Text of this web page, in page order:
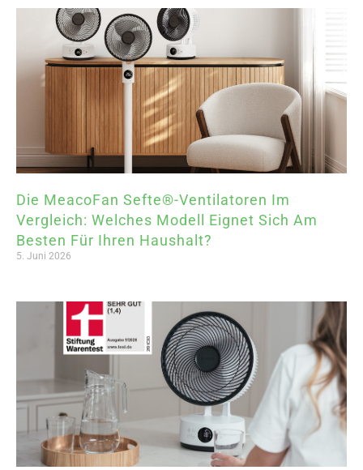
Die MeacoFan Sefte®-Ventilatoren Im
Vergleich: Welches Modell Eignet Sich Am
Besten Für Ihren Haushalt?
5. Juni 2026